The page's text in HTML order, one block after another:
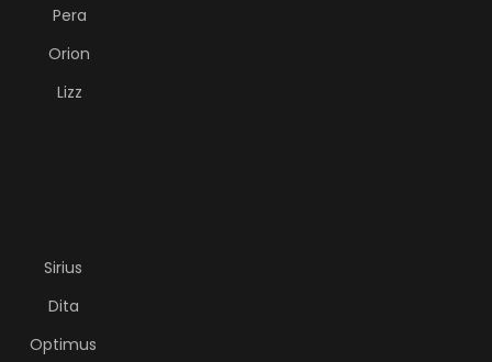
Pera
Orion
Lizz
Sirius
Dita
Optimus